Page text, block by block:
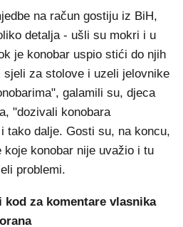
na račun gostiju iz BiH,
detalja - ušli su mokri i u
je konobar uspio stići do njih
za stolove i uzeli jelovnike
galamili su, djeca
"dozivali konobara
tako dalje. Gosti su, na koncu,
koje konobar nije uvažio i tu
problemi.
za komentare vlasnika